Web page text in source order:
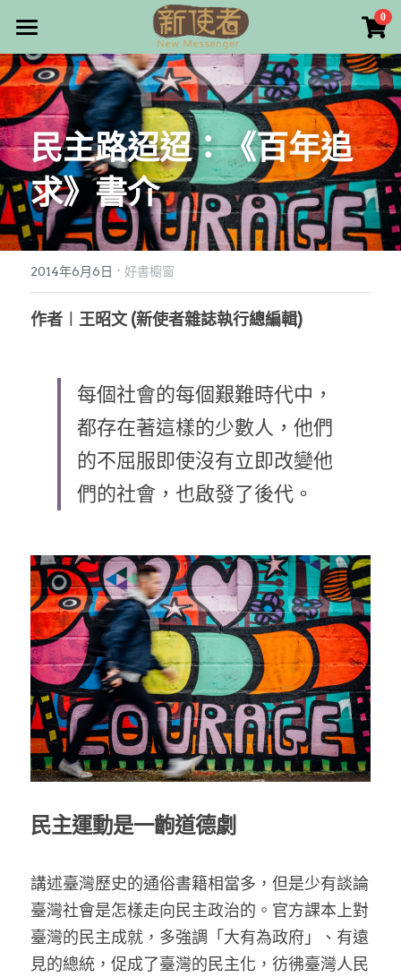
0
最新消息
關於我們
雜誌目錄
雜誌專欄
最新文章
編者的話
本期主題
台灣教會人物檔案
乘著夢想去旅行
成長部落格
解惑之窗
母語葡萄園
神學淺說
信仰生活
好書櫥窗
厝邊頭尾
畫話人生
寫寫畫畫
漫畫
訂購/奉獻/廣告刊登
好站連結
搜索
奉獻支持
民主路迢迢：《百年追
求》書介
2014年6月6日 · 好書櫥窗
作者︱王昭文 (新使者雜誌執行總編輯)
每個社會的每個艱難時代中，
都存在著這樣的少數人，他們
的不屈服即使沒有立即改變他
們的社會，也啟發了後代。
民主運動是一齣道德劇
講述臺灣歷史的通俗書籍相當多，但是少有談論
臺灣社會是怎樣走向民主政治的。官方課本上對
臺灣的民主成就，多強調「大有為政府」、有遠
見的總統，促成了臺灣的民主化，彷彿臺灣人民
×
商品分類
所有商品分類